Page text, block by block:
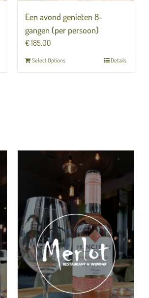
Een avond genieten 8-
gangen (per persoon)
€185,00
Select Options Details